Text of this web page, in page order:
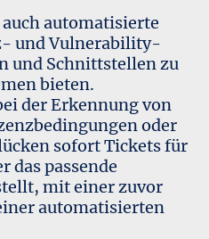
automatisierte
und Vulnerability-
und Schnittstellen zu
bieten.
der Erkennung von
oder
sofort Tickets für
das passende
mit einer zuvor
automatisierten